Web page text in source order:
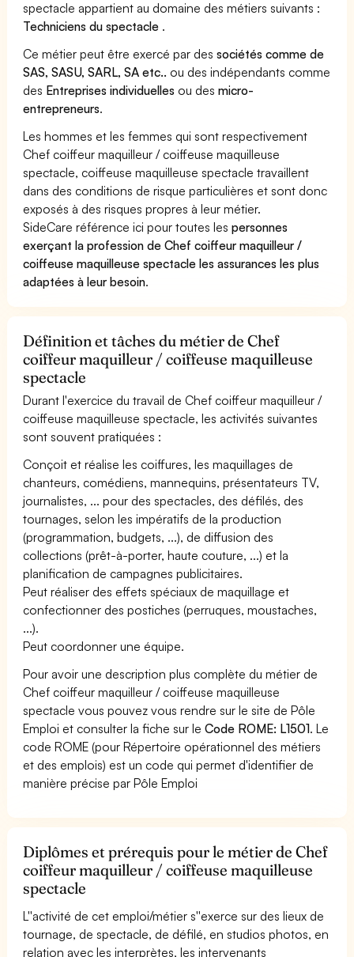
spectacle appartient au domaine des métiers suivants :
Techniciens du spectacle .
Ce métier peut être exercé par dessociétés comme de
SAS, SASU, SARL, SA etc.. ou des indépendants comme
des Entreprises individuelles ou desmicro-
entrepreneurs.
Les hommes et les femmes qui sont respectivement
Chef coiffeur maquilleur / coiffeuse maquilleuse
spectacle, coiffeuse maquilleuse spectacle travaillent
dans des conditions de risque particulières et sont donc
exposés à des risques propres à leur métier.
SideCare référence ici pour toutes lespersonnes
exerçant la profession de Chef coiffeur maquilleur /
coiffeuse maquilleuse spectacle les assurances les plus
adaptées à leur besoin.
Définition et tâches du métier de Chef
coiffeur maquilleur / coiffeuse maquilleuse
spectacle
Durant l'exercice du travail de Chef coiffeur maquilleur /
coiffeuse maquilleuse spectacle, les activités suivantes
sont souvent pratiquées :
Conçoit et réalise les coiffures, les maquillages de
chanteurs, comédiens, mannequins, présentateurs TV,
journalistes, ... pour des spectacles, des défilés, des
tournages, selon les impératifs de la production
(programmation, budgets, ...), de diffusion des
collections (prêt-à-porter, haute couture, ...) et la
planification de campagnes publicitaires.
Peut réaliser des effets spéciaux de maquillage et
confectionner des postiches (perruques, moustaches,
...).
Peut coordonner une équipe.
Pour avoir une description plus complète du métier de
Chef coiffeur maquilleur / coiffeuse maquilleuse
spectacle vous pouvez vous rendre sur le site de Pôle
Emploi et consulter la fiche sur leCode ROME: L1501. Le
code ROME (pour Répertoire opérationnel des métiers
et des emplois) est un code qui permet d'identifier de
manière précise par Pôle Emploi
Diplômes et prérequis pour le métier de Chef
coiffeur maquilleur / coiffeuse maquilleuse
spectacle
L''activité de cet emploi/métier s''exerce sur des lieux de
tournage, de spectacle, de défilé, en studios photos, en
relation avec les interprètes, les intervenants